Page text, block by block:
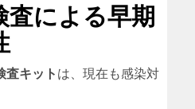
査による早期
査キット は、現在も感染対